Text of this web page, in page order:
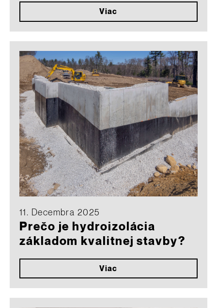
Viac
11. Decembra 2025
Prečo je hydroizolácia
základom kvalitnej stavby?
Viac